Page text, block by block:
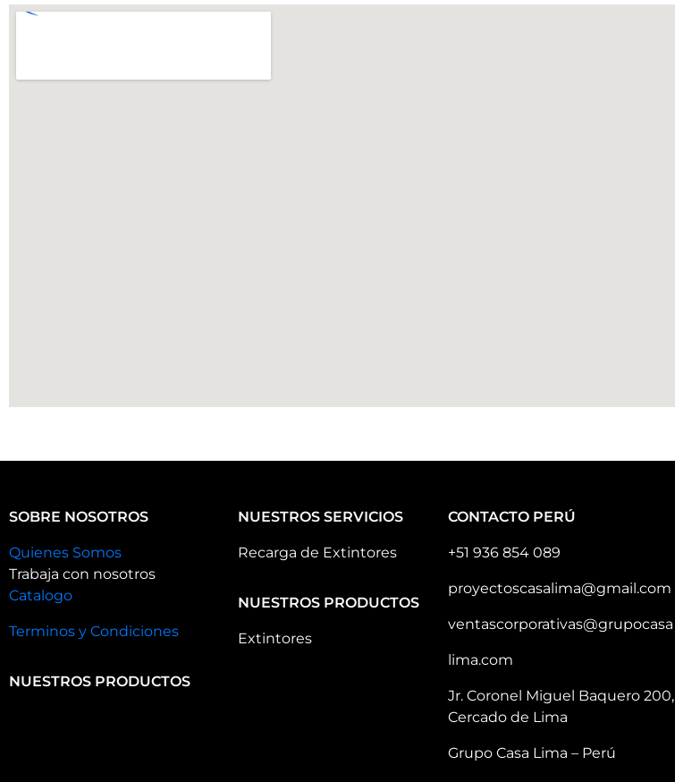
SOBRE NOSOTROS
Quienes Somos
Trabaja con nosotros
Catalogo
Terminos y Condiciones
NUESTROS PRODUCTOS
NUESTROS SERVICIOS
Recarga de Extintores
NUESTROS PRODUCTOS
Extintores
CONTACTO PERÚ
+51 936 854 089
proyectoscasalima@gmail.com
ventascorporativas@grupocasa
lima.com
Jr. Coronel Miguel Baquero 200,
Cercado de Lima
Grupo Casa Lima – Perú